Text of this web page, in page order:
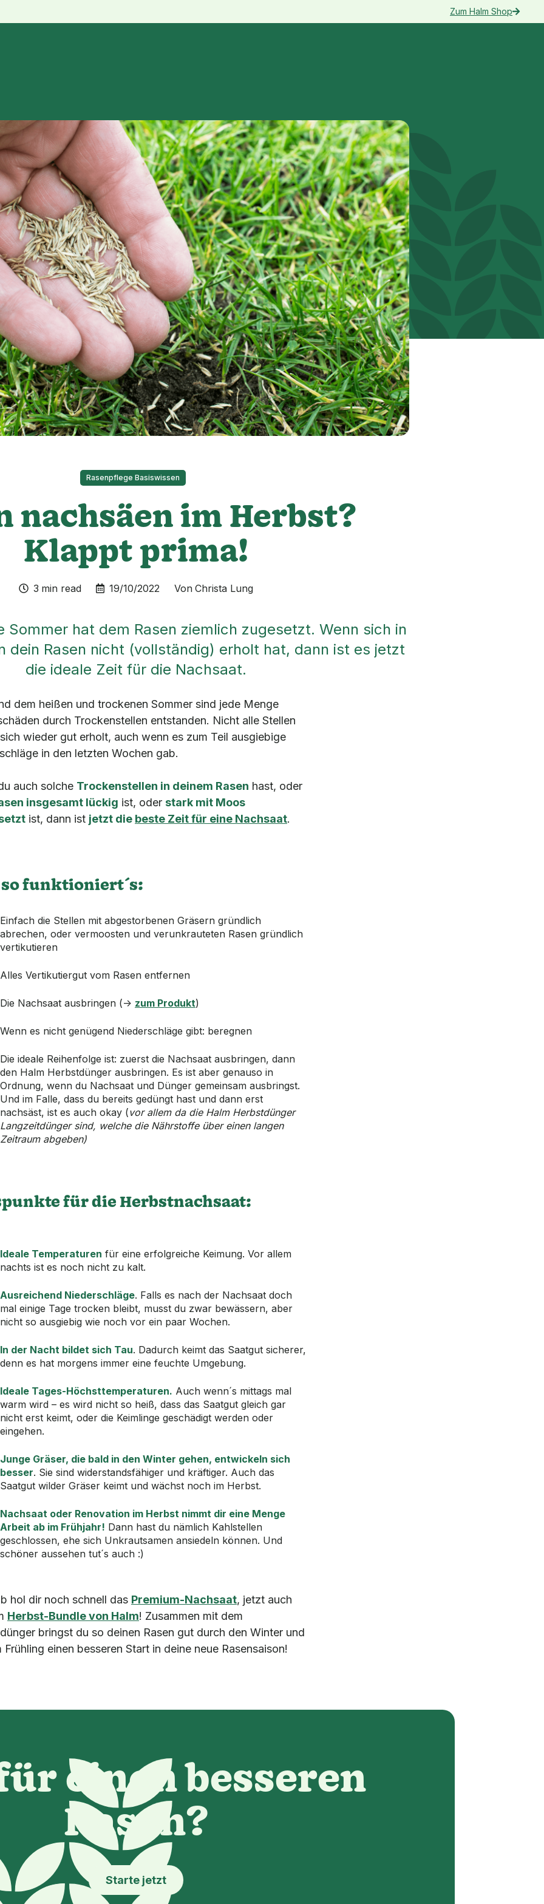
Zum Halm Shop
Rasenpflege Basiswissen
nachsäen im Herbst?
Klappt prima!
 3 min read  19/10/2022 Von Christa Lung
Sommer hat dem Rasen ziemlich zugesetzt. Wenn sich in
dein Rasen nicht (vollständig) erholt hat, dann ist es jetzt
die ideale Zeit für die Nachsaat.
dem heißen und trockenen Sommer sind jede Menge
durch Trockenstellen entstanden. Nicht alle Stellen
wieder gut erholt, auch wenn es zum Teil ausgiebige
in den letzten Wochen gab.
auch solche Trockenstellen in deinem Rasen hast, oder
insgesamt lückig ist, oder stark mit Moos
ist, dann ist jetzt die beste Zeit für eine Nachsaat.
funktioniert´s:
Einfach die Stellen mit abgestorbenen Gräsern gründlich
abrechen, oder vermoosten und verunkrauteten Rasen gründlich
vertikutieren
Alles Vertikutiergut vom Rasen entfernen
Die Nachsaat ausbringen (-> zum Produkt)
Wenn es nicht genügend Niederschläge gibt: beregnen
Die ideale Reihenfolge ist: zuerst die Nachsaat ausbringen, dann
den Halm Herbstdünger ausbringen. Es ist aber genauso in
Ordnung, wenn du Nachsaat und Dünger gemeinsam ausbringst.
Und im Falle, dass du bereits gedüngt hast und dann erst
nachsäst, ist es auch okay (vor allem da die Halm Herbstdünger
Langzeitdünger sind, welche die Nährstoffe über einen langen
Zeitraum abgeben)
für die Herbstnachsaat:
Ideale Temperaturen für eine erfolgreiche Keimung. Vor allem
nachts ist es noch nicht zu kalt.
Ausreichend Niederschläge. Falls es nach der Nachsaat doch
mal einige Tage trocken bleibt, musst du zwar bewässern, aber
nicht so ausgiebig wie noch vor ein paar Wochen.
In der Nacht bildet sich Tau. Dadurch keimt das Saatgut sicherer,
denn es hat morgens immer eine feuchte Umgebung.
Ideale Tages-Höchsttemperaturen. Auch wenn´s mittags mal
warm wird – es wird nicht so heiß, dass das Saatgut gleich gar
nicht erst keimt, oder die Keimlinge geschädigt werden oder
eingehen.
Junge Gräser, die bald in den Winter gehen, entwickeln sich
besser. Sie sind widerstandsfähiger und kräftiger. Auch das
Saatgut wilder Gräser keimt und wächst noch im Herbst.
Nachsaat oder Renovation im Herbst nimmt dir eine Menge
Arbeit ab im Frühjahr! Dann hast du nämlich Kahlstellen
geschlossen, ehe sich Unkrautsamen ansiedeln können. Und
schöner aussehen tut´s auch :)
hol dir noch schnell das Premium-Nachsaat, jetzt auch
Herbst-Bundle von Halm! Zusammen mit dem
bringst du so deinen Rasen gut durch den Winter und
Frühling einen besseren Start in deine neue Rasensaison!
einen besseren
Rasen?
Starte jetzt